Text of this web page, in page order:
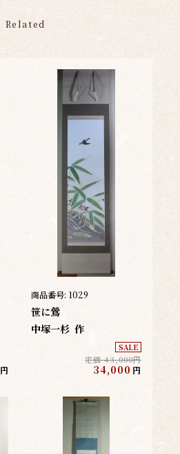
Related
円
商品番号: 1029
笹に鶯
中塚一杉 作
SALE
定価 43,000円
34,000 円